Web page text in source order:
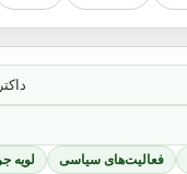
فعالیت‌های سیاسی
لویه